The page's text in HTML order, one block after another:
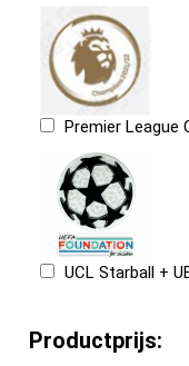
Premier
UCL Starball +
Productprijs: